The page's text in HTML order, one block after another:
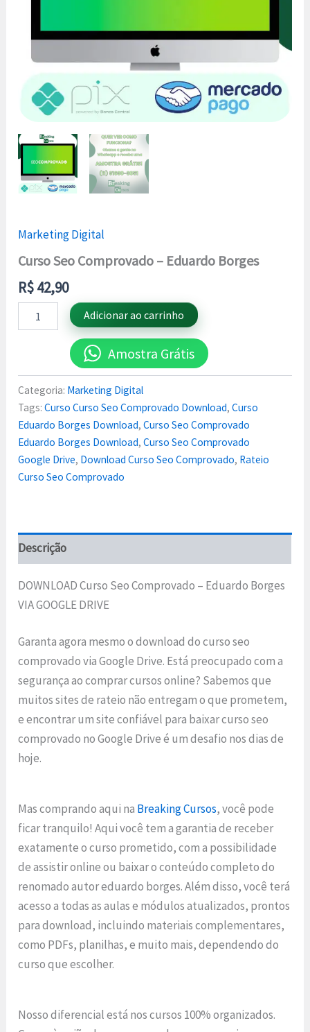
Marketing Digital
Curso Seo Comprovado – Eduardo Borges
R$42,90
Adicionar ao carrinho
Amostra Grátis
Categoria: Marketing Digital
Tags:Curso Curso Seo Comprovado Download,Curso
Eduardo Borges Download,Curso Seo Comprovado
Eduardo Borges Download,Curso Seo Comprovado
Google Drive, Download Curso Seo Comprovado, Rateio
Curso Seo Comprovado
Descrição
DOWNLOAD Curso Seo Comprovado – Eduardo Borges
VIA GOOGLE DRIVE
Garanta agora mesmo o download do curso seo
comprovado via Google Drive. Está preocupado com a
segurança ao comprar cursos online? Sabemos que
muitos sites de rateio não entregam o que prometem,
e encontrar um site confiável para baixar curso seo
comprovado no Google Drive é um desafio nos dias de
hoje.
Mas comprando aqui na Breaking Cursos, você pode
ficar tranquilo! Aqui você tem a garantia de receber
exatamente o curso prometido, com a possibilidade
de assistir online ou baixar o conteúdo completo do
renomado autor eduardo borges. Além disso, você terá
acesso a todas as aulas e módulos atualizados, prontos
para download, incluindo materiais complementares,
como PDFs, planilhas, e muito mais, dependendo do
curso que escolher.
Nosso diferencial está nos cursos 100% organizados.